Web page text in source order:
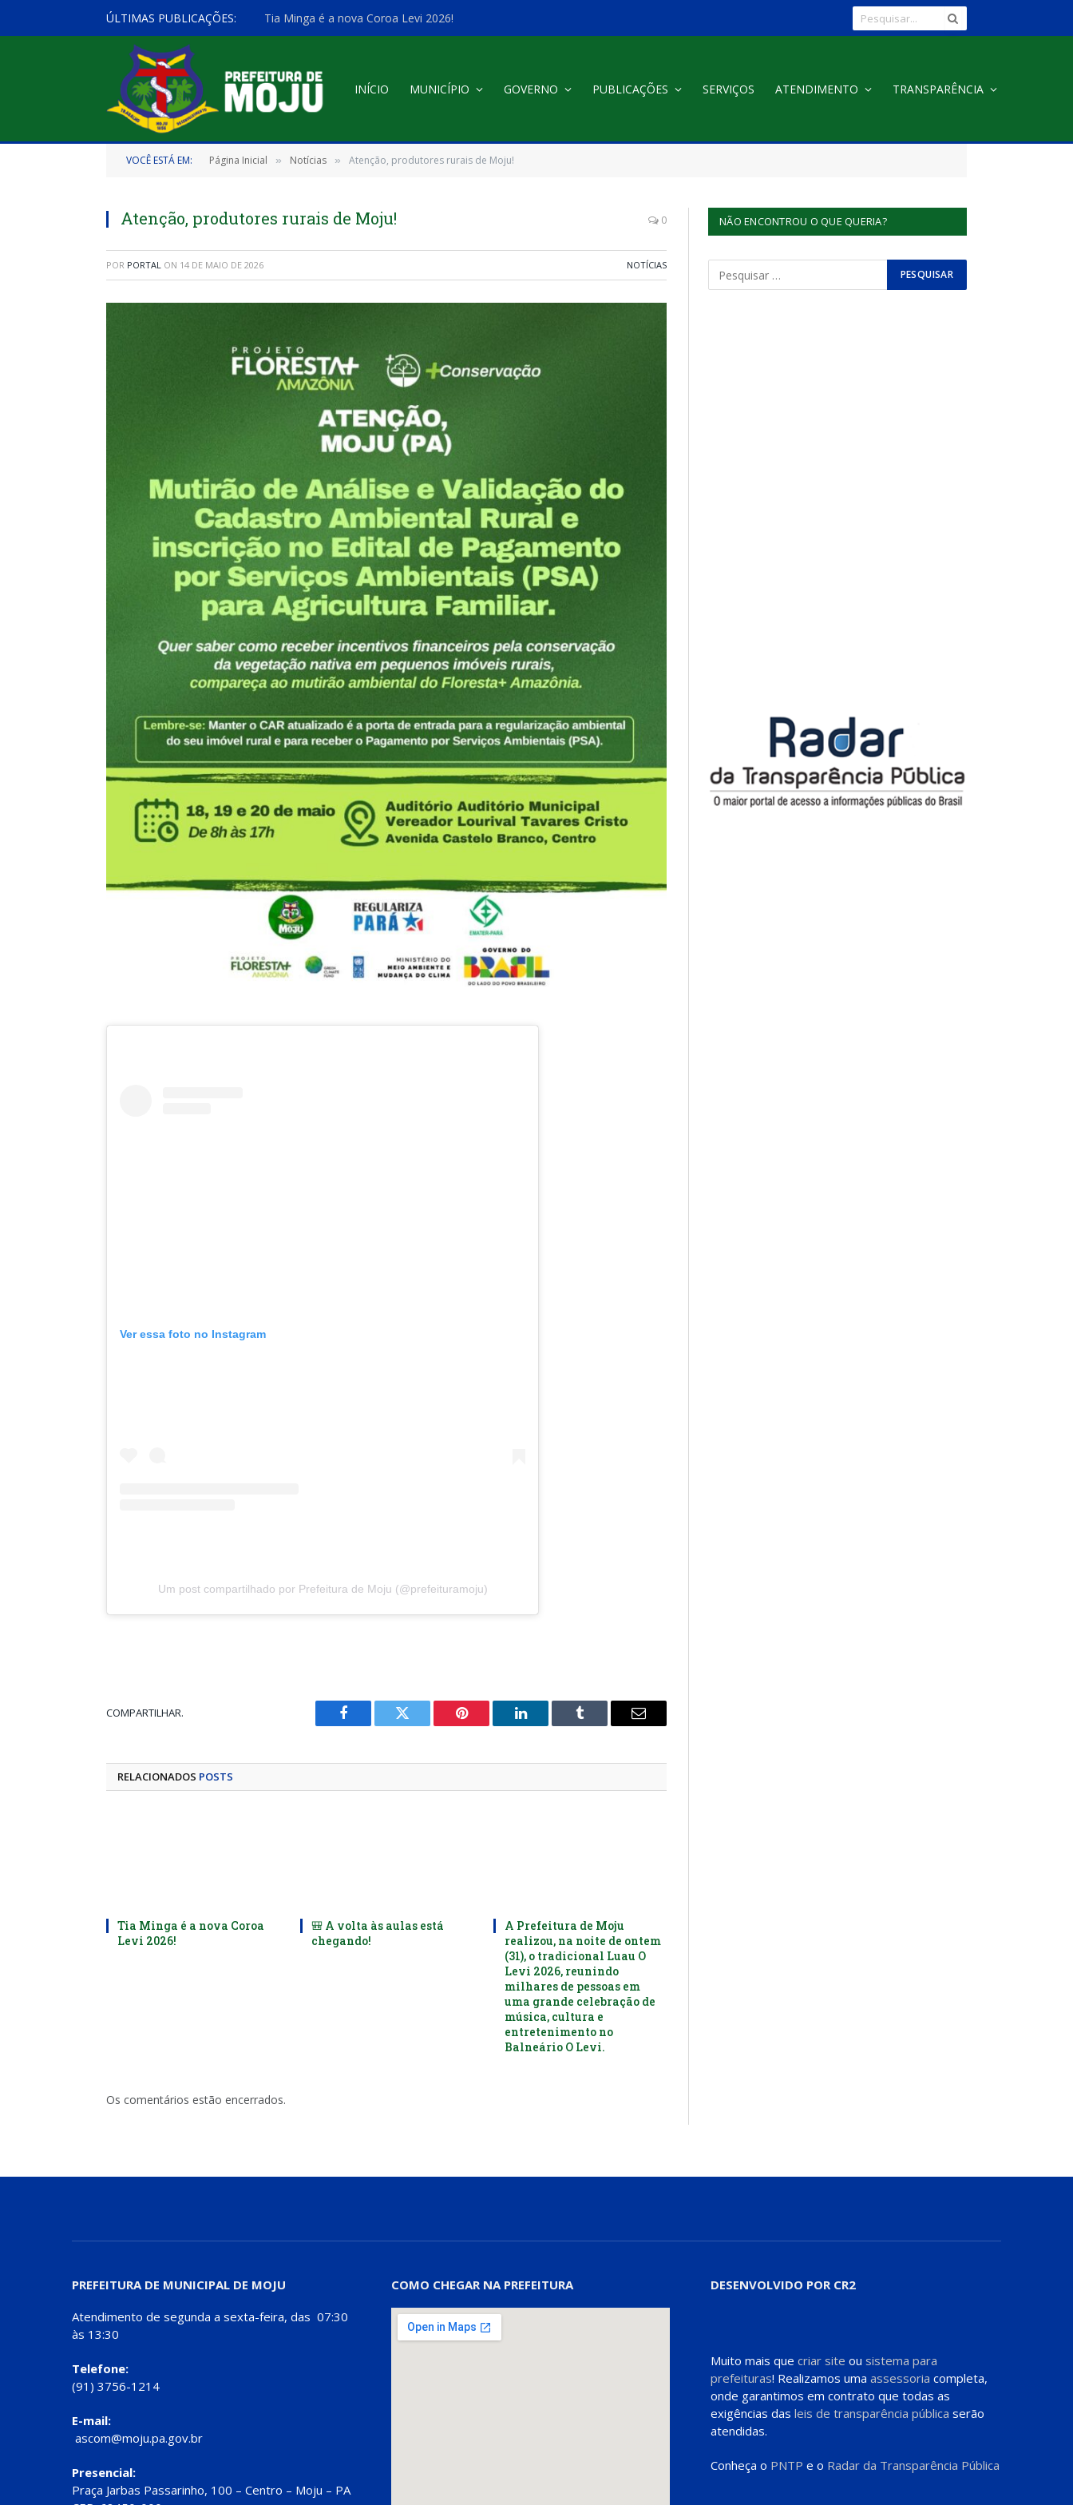
ÚLTIMAS PUBLICAÇÕES: Tia Minga é a nova Coroa Levi 2026!
INÍCIO MUNICÍPIO GOVERNO PUBLICAÇÕES SERVIÇOS ATENDIMENTO TRANSPARÊNCIA
VOCÊ ESTÁ EM: Página Inicial » Notícias » Atenção, produtores rurais de Moju!
Atenção, produtores rurais de Moju! 0
POR PORTAL ON 14 DE MAIO DE 2026 NOTÍCIAS
Ver essa foto no Instagram
Um post compartilhado por Prefeitura de Moju (@prefeituramoju)
COMPARTILHAR.
Facebook Twitter Pinterest LinkedIn Tumblr
E-
RELACIONADOS POSTS
Tia Minga é a nova Coroa
Levi 2026!
🎒 A volta às aulas está
chegando!
A Prefeitura de Moju
realizou, na noite de ontem
(31), o tradicional Luau O
Levi 2026, reunindo
milhares de pessoas em
uma grande celebração de
música, cultura e
entretenimento no
Balneário O Levi.
Os comentários estão encerrados.
NÃO ENCONTROU O QUE QUERIA?
PREFEITURA DE MUNICIPAL DE MOJU
Atendimento de segunda a sexta-feira, das 07:30
às 13:30
Telefone:
(91) 3756-1214
E-mail:
ascom@moju.pa.gov.br
Presencial:
Praça Jarbas Passarinho, 100 – Centro – Moju – PA
COMO CHEGAR NA PREFEITURA DESENVOLVIDO POR CR2
Muito mais que criar site ou sistema para
prefeituras! Realizamos uma assessoria completa,
onde garantimos em contrato que todas as
exigências das leis de transparência pública serão
atendidas.
Conheça o PNTP e o Radar da Transparência Pública